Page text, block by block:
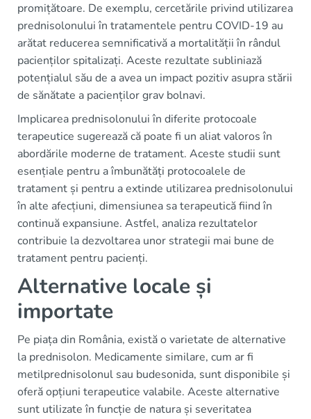
promițătoare. De exemplu, cercetările privind utilizarea
prednisolonului în tratamentele pentru COVID-19 au
arătat reducerea semnificativă a mortalității în rândul
pacienților spitalizați. Aceste rezultate subliniază
potențialul său de a avea un impact pozitiv asupra stării
de sănătate a pacienților grav bolnavi.
Implicarea prednisolonului în diferite protocoale
terapeutice sugerează că poate fi un aliat valoros în
abordările moderne de tratament. Aceste studii sunt
esențiale pentru a îmbunătăți protocoalele de
tratament și pentru a extinde utilizarea prednisolonului
în alte afecțiuni, dimensiunea sa terapeutică fiind în
continuă expansiune. Astfel, analiza rezultatelor
contribuie la dezvoltarea unor strategii mai bune de
tratament pentru pacienți.
Alternative locale și
importate
Pe piața din România, există o varietate de alternative
la prednisolon. Medicamente similare, cum ar fi
metilprednisolonul sau budesonida, sunt disponibile și
oferă opțiuni terapeutice valabile. Aceste alternative
sunt utilizate în funcție de natura și severitatea